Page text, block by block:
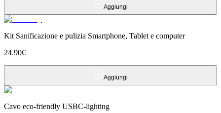
Aggiungi
Kit Sanificazione e pulizia Smartphone, Tablet e computer
24.90€
Aggiungi
Cavo eco-friendly USBC-lighting